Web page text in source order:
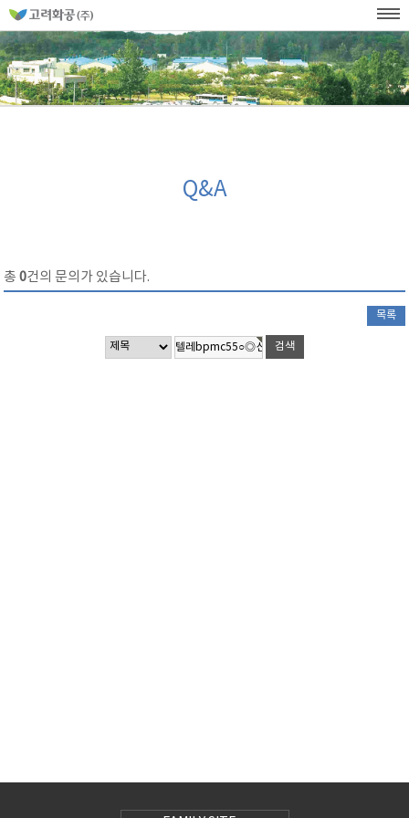
홈
이
지
네
비
게
이
션
KOR ENG SITEMAP WEB발주
메
인
메
뉴
Q&A
총0건의 문의가 있습니다.
목록